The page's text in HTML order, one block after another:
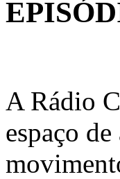
A Rádio
espaço